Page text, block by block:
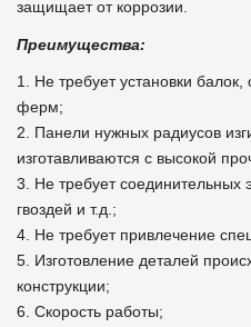
защищает от коррозии.
Преимущества:
1. Не требует установки
ферм;
2. Панели нужных радиусов
изготавливаются с высокой
3. Не требует соединительных
гвоздей и т.д.;
4. Не требует привлечение
5. Изготовление деталей
конструкции;
6. Скорость работы;